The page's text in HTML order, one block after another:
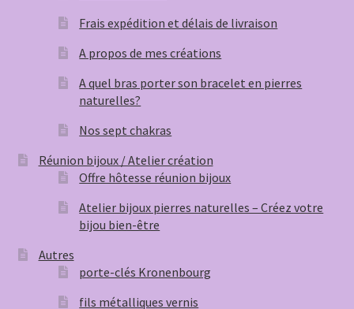
Frais expédition et délais de livraison
A propos de mes créations
A quel bras porter son bracelet en pierres
naturelles?
Nos sept chakras
Réunion bijoux / Atelier création
Offre hôtesse réunion bijoux
Atelier bijoux pierres naturelles – Créez votre
bijou bien-être
Autres
porte-clés Kronenbourg
fils métalliques vernis